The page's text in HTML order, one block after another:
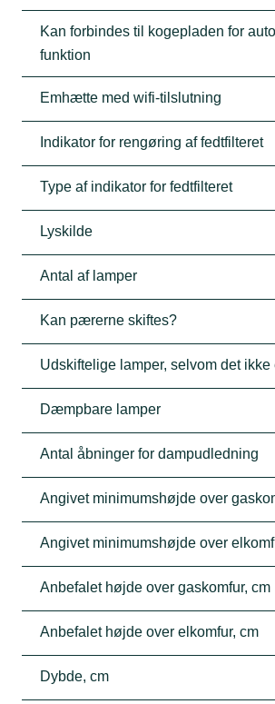
Kan forbindes til kogepladen for
funktion
Emhætte med wifi-tilslutning
Indikator for rengøring af fedtfilteret
Type af indikator for fedtfilteret
Lyskilde
Antal af lamper
Kan pærerne skiftes?
Udskiftelige lamper, selvom det ikke
Dæmpbare lamper
Antal åbninger for dampudledning
Angivet minimumshøjde over
Angivet minimumshøjde over
Anbefalet højde over gaskomfur, cm
Anbefalet højde over elkomfur, cm
Dybde, cm